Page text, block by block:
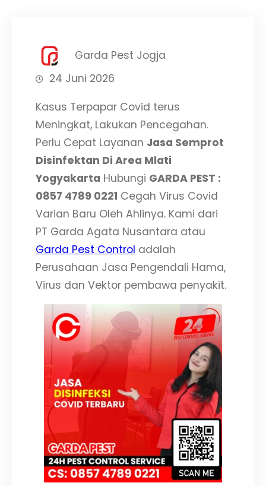
Garda Pest Jogja
24 Juni 2026
Kasus Terpapar Covid terus
Meningkat, Lakukan Pencegahan.
Perlu Cepat Layanan Jasa Semprot
Disinfektan Di Area Mlati
Yogyakarta Hubungi GARDA PEST :
0857 4789 0221 Cegah Virus Covid
Varian Baru Oleh Ahlinya. Kami dari
PT Garda Agata Nusantara atau
Garda Pest Control adalah
Perusahaan Jasa Pengendali Hama,
Virus dan Vektor pembawa penyakit.